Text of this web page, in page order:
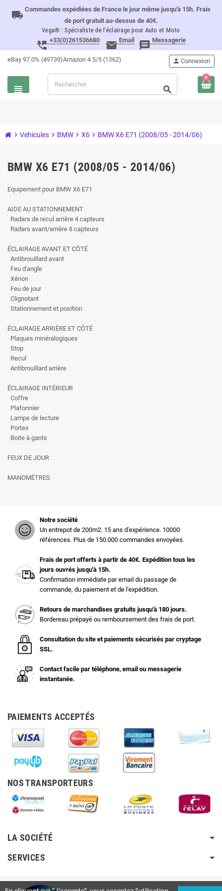
local_shipping Commandes expédiées de France le jour même jusqu'à 15h. Frais
de port gratuit au-dessus de 40€.
Vega® : Spécialiste de l'éclairage pour Auto et Moto
perm_phone_msg +33(0)261536680 email Email message Messagerie
eBay 97.0% (49739)Amazon 4.5/5 (1362)
view_headline
person Connexion
search
0
chevron_right Vehicules chevron_right BMW chevron_right X6 chevron_right BMW X6 E71 (2008/05 - 2014/06)
BMW X6 E71 (2008/05 - 2014/06)
Equipement pour BMW X6 E71
AIDE AU STATIONNEMENT
Radars de recul arrière 4 capteurs
Radars avant/arrière 8 capteurs
ÉCLAIRAGE AVANT ET CÔTÉ
Antibrouillard avant
Feu d'angle
Xénon
Feu de jour
Clignotant
Stationnement et position
ÉCLAIRAGE ARRIÈRE ET CÔTÉ
Plaques minéralogiques
Stop
Recul
Antibrouillard arrière
ÉCLAIRAGE INTÉRIEUR
Coffre
Plafonnier
Lampe de lecture
Portes
Boite à gants
FEUX DE JOUR
MANOMÈTRES
Notre société
Un entrepot de 200m2. 15 ans d'expérience. 10000
références. Plus de 150.000 commandes envoyées.
Frais de port offerts à partir de 40€. Expédition tous les
jours ouvrés jusqu'à 15h.
Confirmation immédiate par email du passage de
commande, du paiement et de l'expédition.
Retours de marchandises gratuits jusqu'à 180 jours.
Bordereau prépayé ou remboursement des frais de port.
Consultation du site et paiements sécurisés par cryptage
SSL.
Contact facile par téléphone, email ou messagerie
instantanée.
PAIEMENTS ACCEPTÉS
NOS TRANSPORTEURS
LA SOCIÉTÉ
SERVICES